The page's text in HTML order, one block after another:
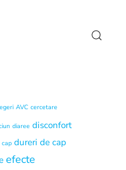
AVC cercetare
diaree disconfort
cap dureri de cap
efecte